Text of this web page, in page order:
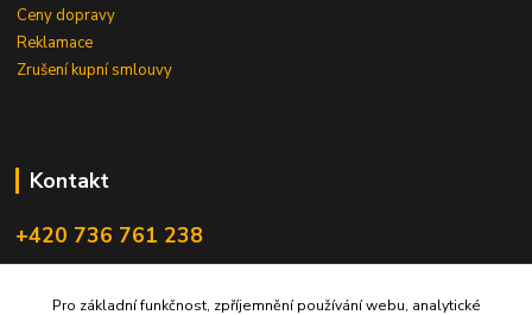
Ceny dopravy
Reklamace
Zrušení kupní smlouvy
Kontakt
+420 736 761 238
Pro základní funkčnost, zpříjemnění používání webu, analytické